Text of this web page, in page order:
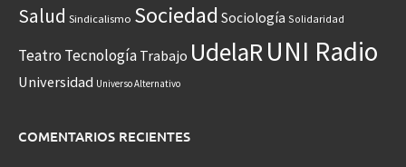
Salud Sindicalismo Sociedad Sociología Solidaridad
Teatro Tecnología Trabajo UdelaRUNI Radio
Universidad Universo Alternativo
COMENTARIOS RECIENTES